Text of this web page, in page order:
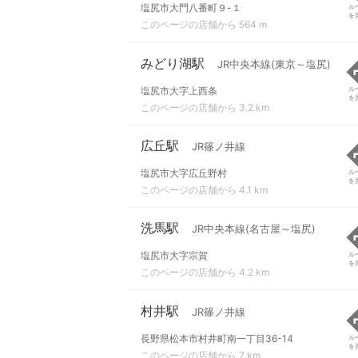
塩尻市大門八番町９-１
このページの店舗から 564 m
ル
を
みどり湖駅 JR中央本線(東京～塩尻)
塩尻市大字上西条
このページの店舗から 3.2 km
ル
を
広丘駅 JR篠ノ井線
塩尻市大字広丘野村
このページの店舗から 4.1 km
ル
を
洗馬駅 JR中央本線(名古屋～塩尻)
塩尻市大字宗賀
このページの店舗から 4.2 km
ル
を
村井駅 JR篠ノ井線
長野県松本市村井町南一丁目36-14
このページの店舗から 7 km
ル
を